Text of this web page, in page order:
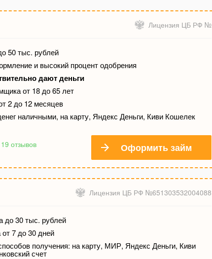
Лицензия ЦБ РФ №
50 тыс. рублей
и высокий процент одобрения
дают деньги
от 18 до 65 лет
2 до 12 месяцев
наличными, на карту, Яндекс Деньги, Киви Кошелек
19 отзывов Оформить займ
Лицензия ЦБ РФ №651303532004088
до 30 тыс. рублей
7 до 30 дней
получения: на карту, МИР, Яндекс Деньги, Киви
счет